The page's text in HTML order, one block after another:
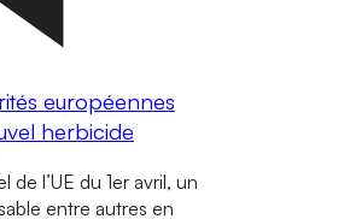
européennes
herbicide
l’UE du 1er avril, un
entre autres en